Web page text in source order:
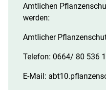
Amtlichen
werden:
Amtlicher
Telefon: 0664/ 80 536
E-Mail: